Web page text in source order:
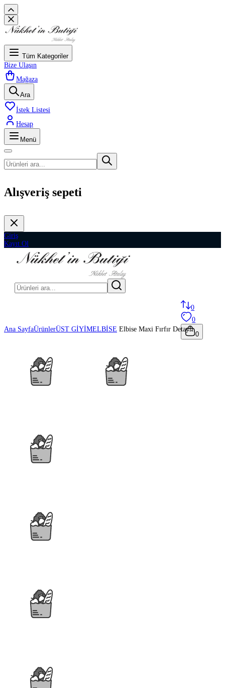
Tüm Kategoriler
Bize Ulaşın
Mağaza
Ara
İstek Listesi
Hesap
Menü
Alışveriş sepeti
Giriş
Kayıt Ol
0
0
0
Ana SayfaÜrünlerÜST GİYİMELBİSE Elbise Maxi Fırfır Detaylı